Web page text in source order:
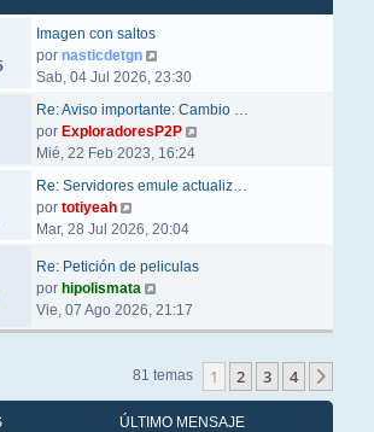
Imagen con saltos
por nasticdetgn
Sab, 04 Jul 2026, 23:30
Re: Aviso importante: Cambio …
por ExploradoresP2P
Mié, 22 Feb 2023, 16:24
Re: Servidores emule actualiz…
por totiyeah
Mar, 28 Jul 2026, 20:04
Re: Petición de peliculas
por hipolismata
Vie, 07 Ago 2026, 21:17
81 temas 1 2 3 4
ÚLTIMO MENSAJE